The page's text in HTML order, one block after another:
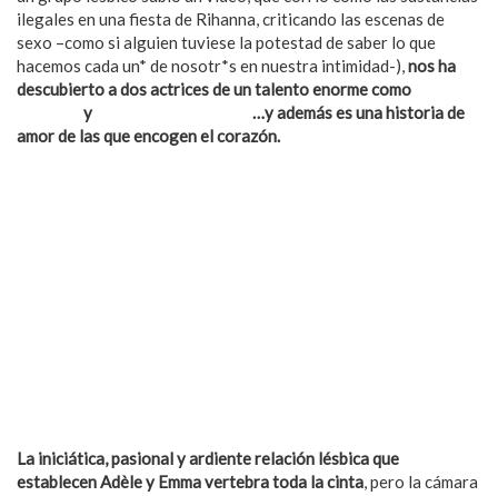
ilegales en una fiesta de Rihanna, criticando las escenas de
sexo –como si alguien tuviese la potestad de saber lo que
hacemos cada un* de nosotr*s en nuestra intimidad-),nos ha
descubierto a dos actrices de un talento enorme como
y
…y además es una historia de
amor de las que encogen el corazón.
La iniciática, pasional y ardiente relación lésbica que
establecen Adèle y Emma vertebra toda la cinta, pero la cámara